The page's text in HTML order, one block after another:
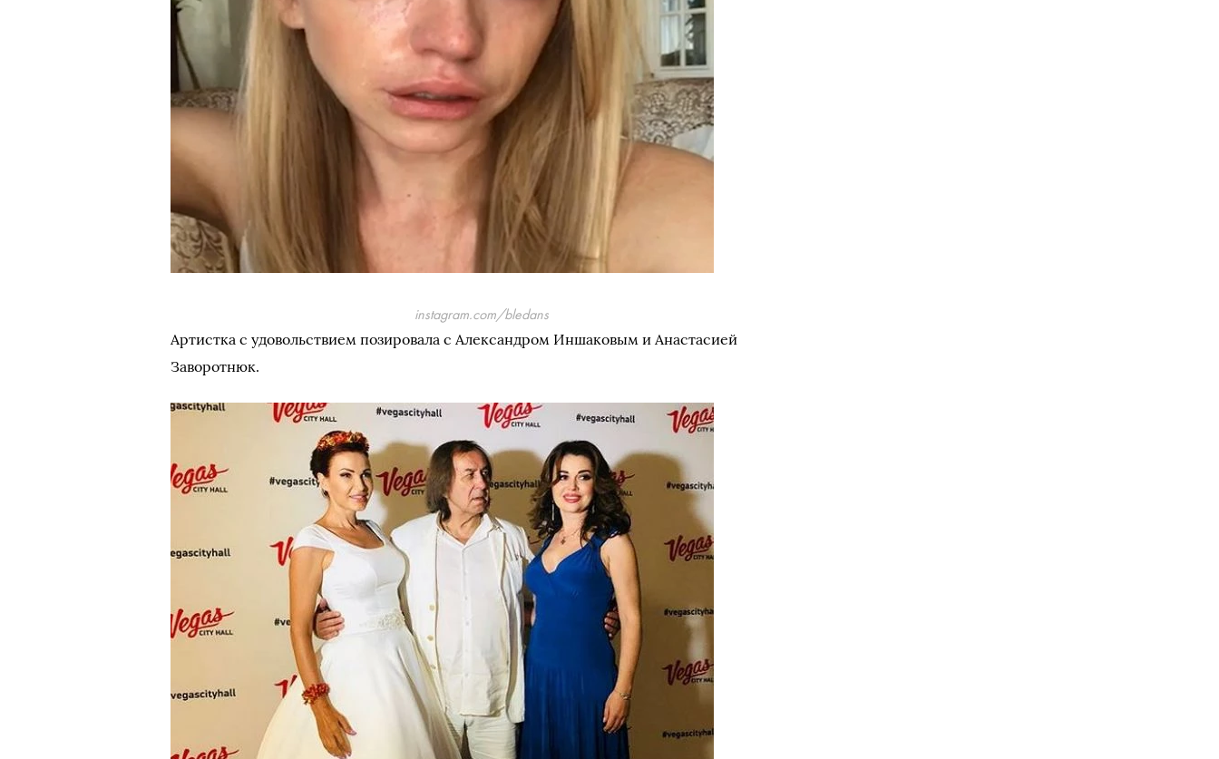
instagram.com/bledans
Артистка с удовольствием позировала с Александром Иншаковым и Анастасией
Заворотнюк.